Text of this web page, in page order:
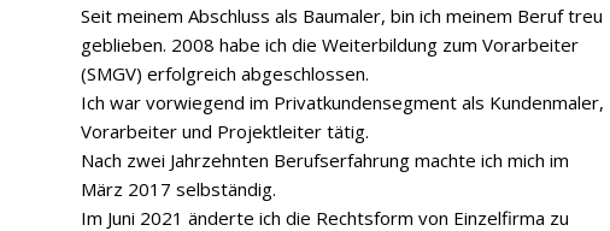
Seit meinem Abschluss als Baumaler, bin ich meinem Beruf treu
geblieben. 2008 habe ich die Weiterbildung zum Vorarbeiter
(SMGV) erfolgreich abgeschlossen.
Ich war vorwiegend im Privatkundensegment als Kundenmaler,
Vorarbeiter und Projektleiter tätig.
Nach zwei Jahrzehnten Berufserfahrung machte ich mich im
März 2017 selbständig.
Im Juni 2021 änderte ich die Rechtsform von Einzelfirma zu